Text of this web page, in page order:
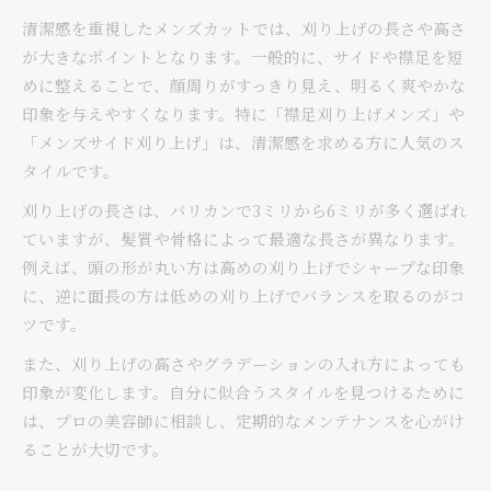
清潔感を重視したメンズカットでは、刈り上げの長さや高さ
が大きなポイントとなります。一般的に、サイドや襟足を短
めに整えることで、顔周りがすっきり見え、明るく爽やかな
印象を与えやすくなります。特に「襟足刈り上げメンズ」や
「メンズサイド刈り上げ」は、清潔感を求める方に人気のス
タイルです。
刈り上げの長さは、バリカンで3ミリから6ミリが多く選ばれ
ていますが、髪質や骨格によって最適な長さが異なります。
例えば、頭の形が丸い方は高めの刈り上げでシャープな印象
に、逆に面長の方は低めの刈り上げでバランスを取るのがコ
ツです。
また、刈り上げの高さやグラデーションの入れ方によっても
印象が変化します。自分に似合うスタイルを見つけるために
は、プロの美容師に相談し、定期的なメンテナンスを心がけ
ることが大切です。